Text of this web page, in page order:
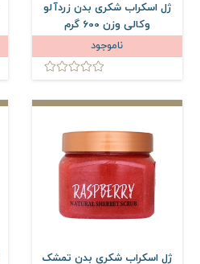
ژل اسکراب شکری بدن زردآلو
وکالی وزن 600 گرم
ناموجود
ژل اسکراب شکری بدن تمشک